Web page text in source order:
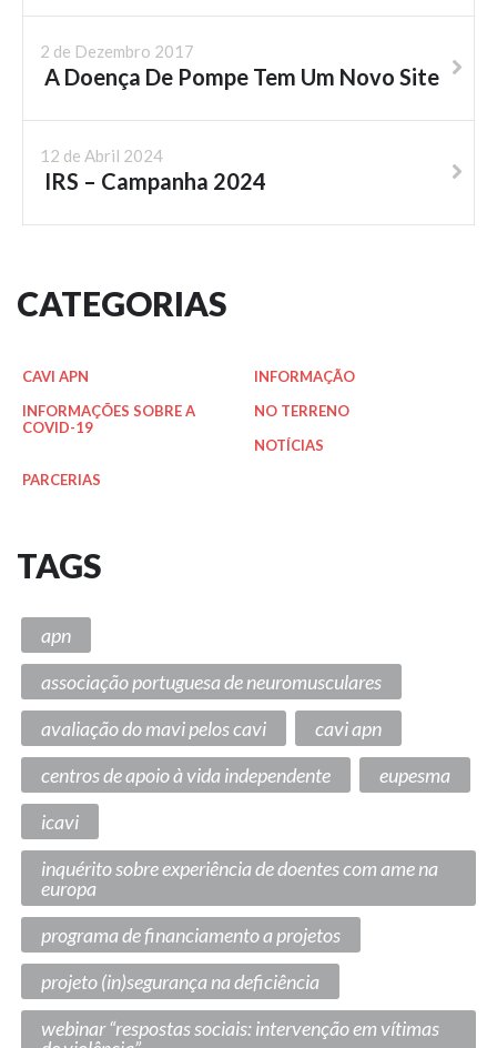
2 de Dezembro 2017
A Doença De Pompe Tem Um Novo Site
12 de Abril 2024
IRS – Campanha 2024
CATEGORIAS
CAVI APN
INFORMAÇÃO
INFORMAÇÕES SOBRE A
COVID-19
NO TERRENO
NOTÍCIAS
PARCERIAS
TAGS
apn
associação portuguesa de neuromusculares
avaliação do mavi pelos cavi
cavi apn
centros de apoio à vida independente
eupesma
icavi
inquérito sobre experiência de doentes com ame na
europa
programa de financiamento a projetos
projeto (in)segurança na deficiência
webinar “respostas sociais: intervenção em vítimas